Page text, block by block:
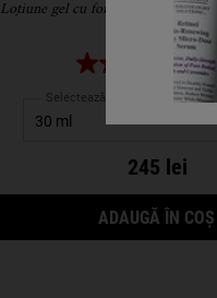
Loțiune gel cu formulă lejeră și
normal spre gras
5.0
Selectează gramajul
245 lei
ADAUGĂ ÎN COȘ